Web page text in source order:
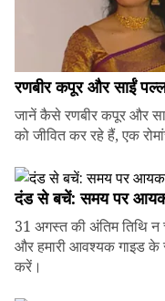
रणबीर कपूर और साईं
जानें कैसे रणबीर कपूर और
को जीवित कर रहे हैं, एक
दंड से बचें: समय पर
31 अगस्त की अंतिम तिथि
और हमारी आवश्यक गाइड के
करें।